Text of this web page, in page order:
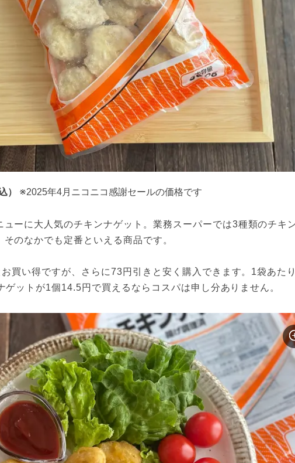
） ※2025年4月ニコニコ感謝セールの価格です
ューに大人気のチキンナゲット。業務スーパーでは3種類のチキ
のなかでも定番といえる商品です。
買い得ですが、さらに73円引きと安く購入できます。1袋あた
ゲットが1個14.5円で買えるならコスパは申し分ありません。